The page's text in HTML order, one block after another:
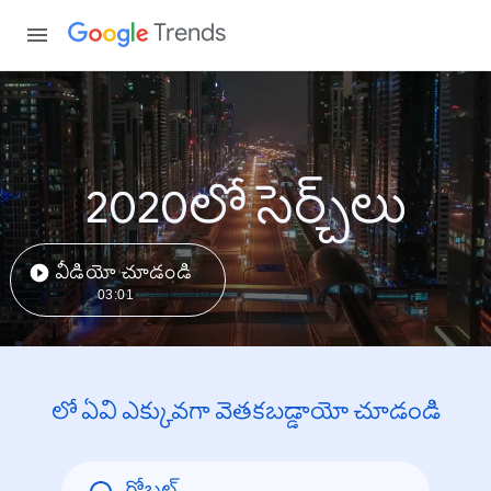
Trends
2020లో సెర్చ్‌లు
వీడియో చూడండి
03:01
లో ఏవి ఎక్కువగా వెతకబడ్డాయో చూడండి